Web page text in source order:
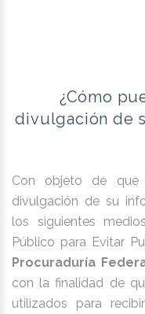
¿Cómo
divulgación de
Con objeto de
divulgación de su
los siguientes
Público para Evitar
Procuraduría
con la finalidad de
utilizados para